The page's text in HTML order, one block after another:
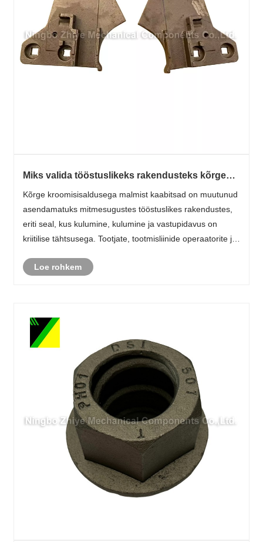
Miks valida tööstuslikeks rakendusteks kõrge
Kõrge kroomisisaldusega malmist kaabitsad on muutunud
asendamatuks mitmesugustes tööstuslikes rakendustes,
eriti seal, kus kulumine, kulumine ja vastupidavus on
kriitilise tähtsusega. Tootjate, tootmisliinide operaatorite ja
oluliselt mõjutada töö......
Loe rohkem